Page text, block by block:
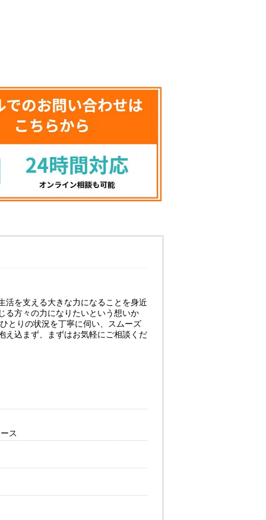
活を支える大きな力になることを身近
る方々の力になりたいという想いか
とりの状況を丁寧に伺い、スムーズ
え込まず、まずはお気軽にご相談くだ
ス